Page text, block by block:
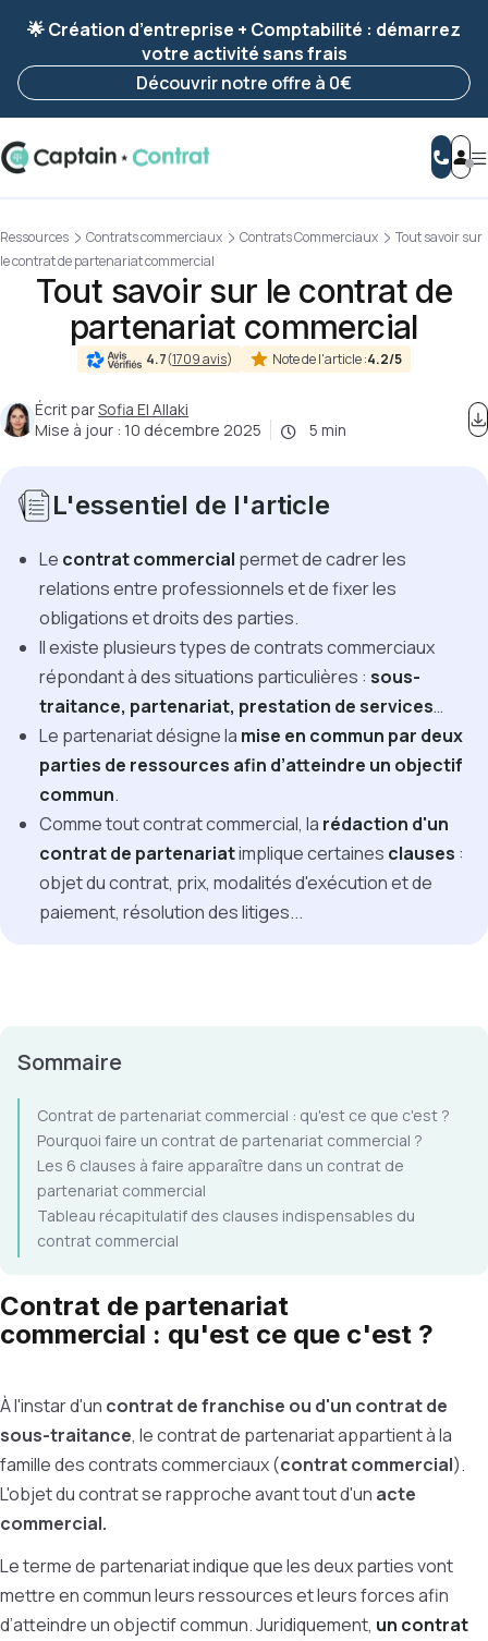
enregistrée 🚀
Reprendre ma démarche
🌟 Création d’entreprise + Comptabilité : démarrez
votre activité sans frais
Découvrir notre offre à 0€
Ressources Contrats commerciaux Contrats Commerciaux
Tout savoir sur
le contrat de partenariat commercial
Tout savoir sur le contrat de
partenariat commercial
4.7(1709 avis) Note de l'article :4.2/5
Écrit parSofia El Allaki
Mise à jour : 10 décembre 2025 5 min
L'essentiel de l'article
Le contrat commercial permet de cadrer les
relations entre professionnels et de fixer les
obligations et droits des parties.
Il existe plusieurs types de contrats commerciaux
répondant à des situations particulières : sous-
traitance, partenariat, prestation de services…
Le partenariat désigne la mise en commun par deux
parties de ressources afin d’atteindre un objectif
commun.
Comme tout contrat commercial, la rédaction d'un
contrat de partenariatimplique certaines clauses :
objet du contrat, prix, modalités d'exécution et de
paiement, résolution des litiges...
Sommaire
Contrat de partenariat commercial : qu'est ce que c'est ?
Pourquoi faire un contrat de partenariat commercial ?
Les 6 clauses à faire apparaître dans un contrat de
partenariat commercial
Tableau récapitulatif des clauses indispensables du
contrat commercial
Contrat de partenariat
commercial : qu'est ce que c'est ?
À l'instar d'un contrat de franchise ou d'un contrat de
sous-traitance, le contrat de partenariat appartient à la
famille des contrats commerciaux (contrat commercial).
L'objet du contrat se rapproche avant tout d'un acte
commercial.
Le terme de partenariat indique que les deux parties vont
mettre en commun leurs ressources et leurs forces afin
d’atteindre un objectif commun. Juridiquement, un contrat